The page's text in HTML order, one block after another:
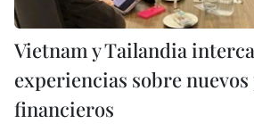
Vietnam y Tailandia
experiencias sobre
financieros